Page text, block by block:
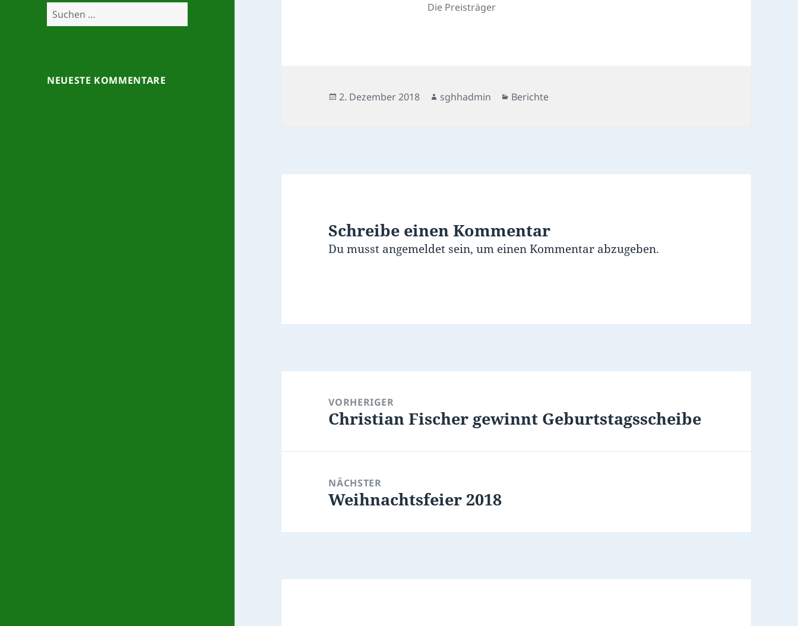
Suchen
nach:
NEUESTE KOMMENTARE
Die Preisträger
Veröffentlicht
2. Dezember 2018 Autor
sghhadmin Kategorien
Berichte
Schreibe einen Kommentar
Du musst angemeldet sein, um einen Kommentar abzugeben.
VORHERIGER
Vorheriger
Christian Fischer gewinnt Geburtstagsscheibe
NÄCHSTER
Nächster
Weihnachtsfeier 2018